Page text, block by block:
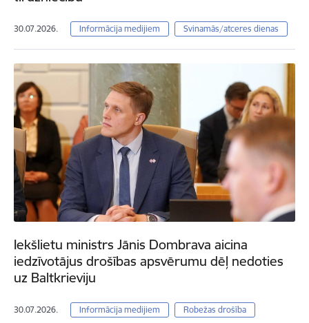
30.07.2026. Informācija medijiem Svinamās/atceres dienas
Iekšlietu ministrs Jānis Dombrava aicina
iedzīvotājus drošības apsvērumu dēļ nedoties
uz Baltkrieviju
30.07.2026. Informācija medijiem Robežas drošība